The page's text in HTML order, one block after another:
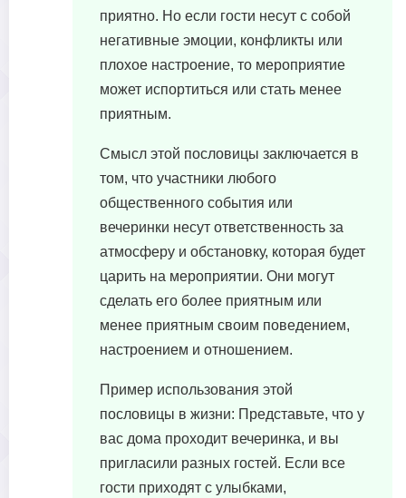
приятно. Но если гости несут с собой
негативные эмоции, конфликты или
плохое настроение, то мероприятие
может испортиться или стать менее
приятным.
Смысл этой пословицы заключается в
том, что участники любого
общественного события или
вечеринки несут ответственность за
атмосферу и обстановку, которая будет
царить на мероприятии. Они могут
сделать его более приятным или
менее приятным своим поведением,
настроением и отношением.
Пример использования этой
пословицы в жизни: Представьте, что у
вас дома проходит вечеринка, и вы
пригласили разных гостей. Если все
гости приходят с улыбками,